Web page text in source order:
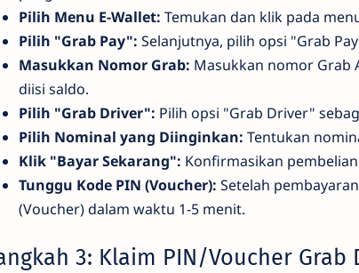
Pilih Menu E-Wallet: Temukan dan klik pada
Pilih "Grab Pay": Selanjutnya, pilih opsi "Grab
Masukkan Nomor Grab: Masukkan nomor Grab
diisi saldo.
Pilih "Grab Driver": Pilih opsi "Grab Driver"
Pilih Nominal yang Diinginkan: Tentukan
Klik "Bayar Sekarang": Konfirmasikan
Tunggu Kode PIN (Voucher): Setelah
(Voucher) dalam waktu 1-5 menit.
3: Klaim PIN/Voucher Grab